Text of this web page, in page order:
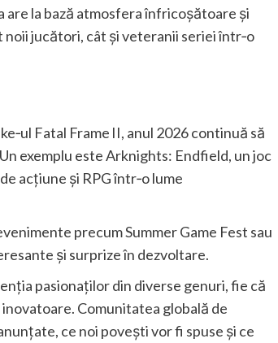
la bază atmosfera înfricoșătoare și
noii jucători, cât și veteranii seriei într‑o
Fatal Frame II, anul 2026 continuă să
exemplu este Arknights: Endfield, un joc
acțiune și RPG într‑o lume
precum Summer Game Fest sau
și surprize în dezvoltare.
pasionaților din diverse genuri, fie că
Comunitatea globală de
ce noi povești vor fi spuse și ce